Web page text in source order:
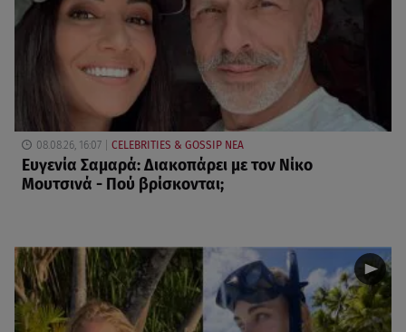
08.08.26, 16:07 CELEBRITIES & GOSSIP ΝΕΑ
Ευγενία Σαμαρά: Διακοπάρει με τον Νίκο
Μουτσινά - Πού βρίσκονται;